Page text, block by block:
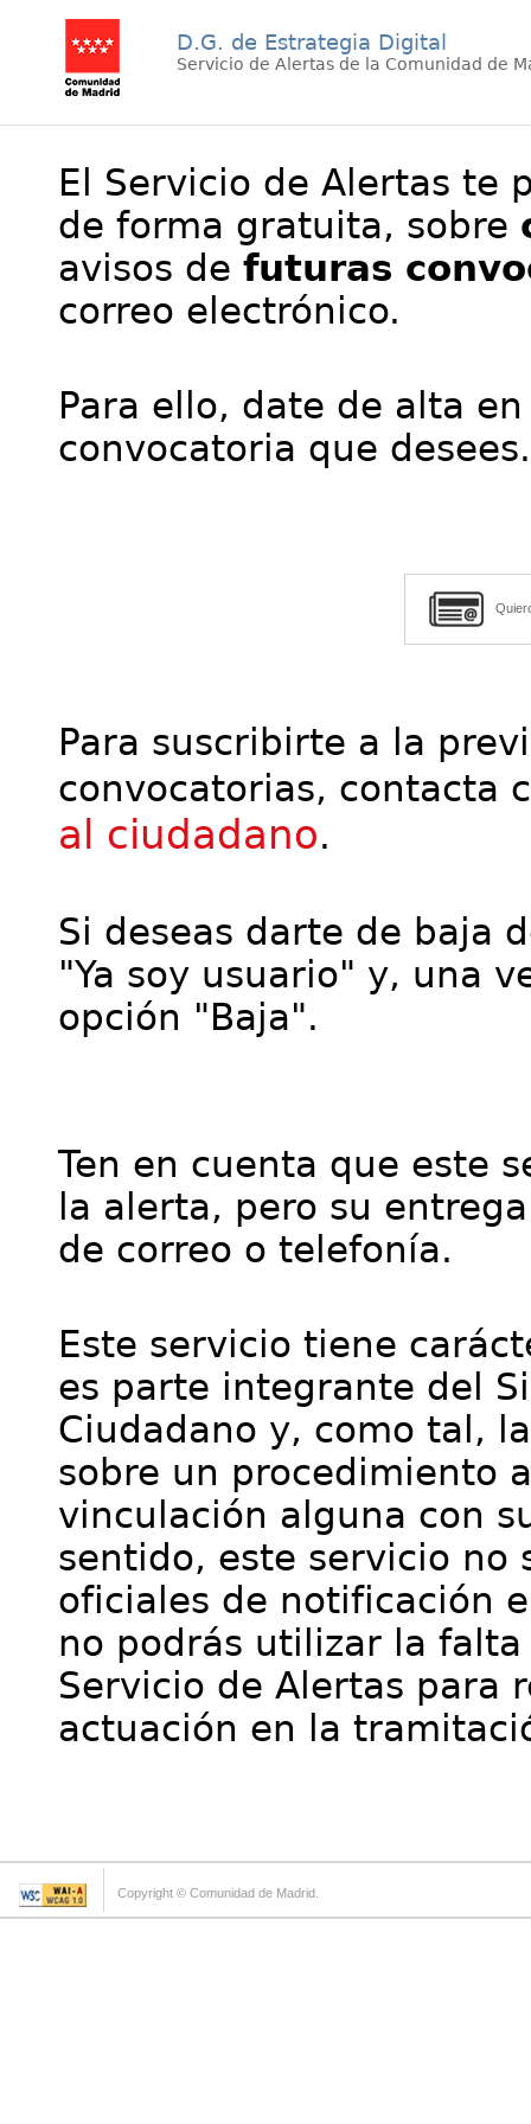
D.G. de Estrategia Digital
Servicio de Alertas de la Comunidad de
El Servicio de Alertas te
de forma gratuita, sobre
avisos de futuras
correo electrónico.
Para ello, date de alta
convocatoria que desees.
Para suscribirte a la
convocatorias, contacta
al ciudadano.
Si deseas darte de baja
"Ya soy usuario" y, una
opción "Baja".
Ten en cuenta que este
la alerta, pero su
de correo o telefonía.
Este servicio tiene
es parte integrante del
Ciudadano y, como tal,
sobre un procedimiento
vinculación alguna con
sentido, este servicio no
oficiales de notificación
no podrás utilizar la
Servicio de Alertas para
actuación en la
Copyright © Comunidad de Madrid.